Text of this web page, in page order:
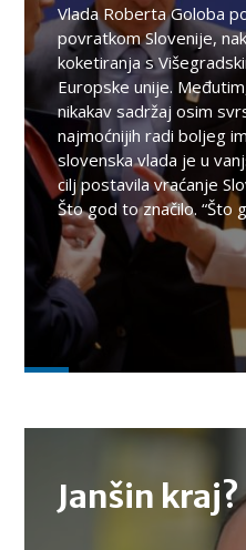
Vlada Roberta Goloba
povratkom Slovenije,
koketiranja s
Europske unije.
nikakav sadržaj osim
najmoćnijih radi boljeg
slovenska vlada je u
cilj postavila vraćanje
Što god to značilo. “Što
Janšin kraj?